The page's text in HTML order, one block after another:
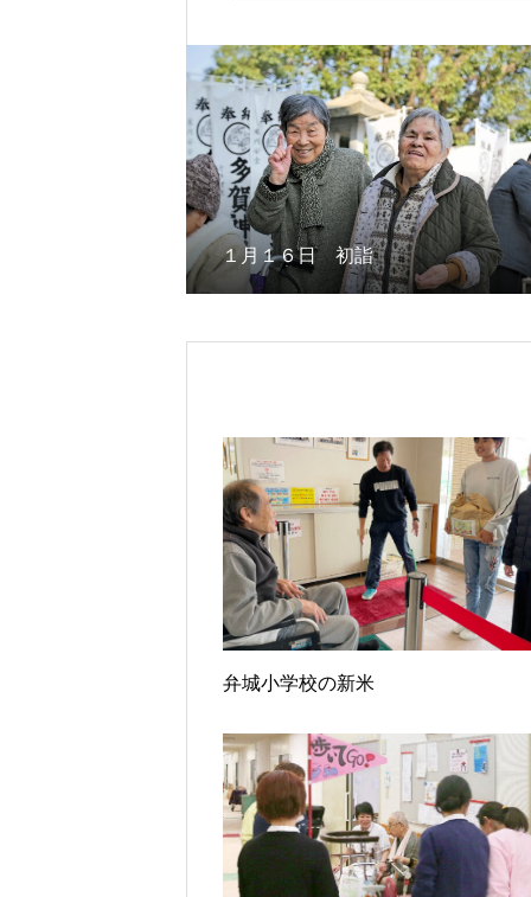
１月１６日 初詣
弁城小学校の新米